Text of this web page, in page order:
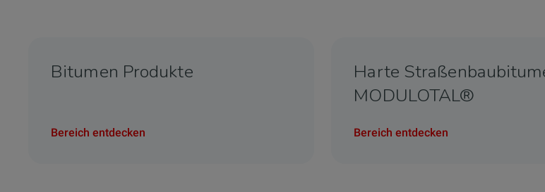
Bitumen Produkte
Bereich entdecken
Harte
MODULOTAL®
Bereich entdecken